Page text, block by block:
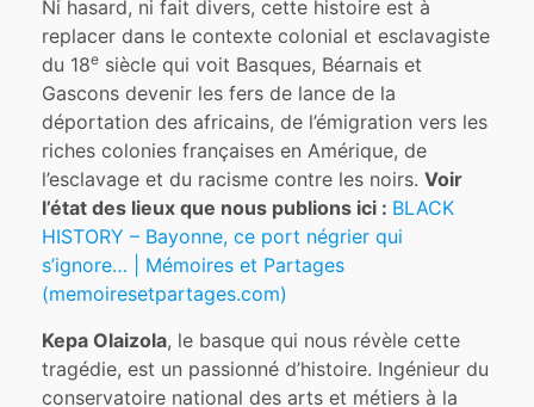
Ni hasard, ni fait divers, cette histoire est à
replacer dans le contexte colonial et esclavagiste
du 18e siècle qui voit Basques, Béarnais et
Gascons devenir les fers de lance de la
déportation des africains, de l’émigration vers les
riches colonies françaises en Amérique, de
l’esclavage et du racisme contre les noirs.Voir
l’état des lieux que nous publions ici : BLACK
HISTORY – Bayonne, ce port négrier qui
s’ignore… | Mémoires et Partages
(memoiresetpartages.com)
Kepa Olaizola, le basque qui nous révèle cette
tragédie, est un passionné d’histoire. Ingénieur du
conservatoire national des arts et métiers à la